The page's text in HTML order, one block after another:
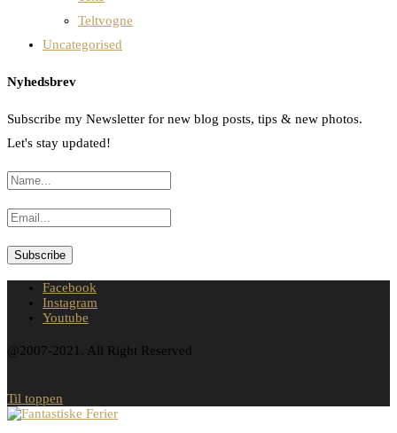
Teltvogne
Uncategorised
Nyhedsbrev
Subscribe my Newsletter for new blog posts, tips & new photos.
Let's stay updated!
Facebook
Instagram
Youtube
@2007-2021. All Right Reserved
Til toppen